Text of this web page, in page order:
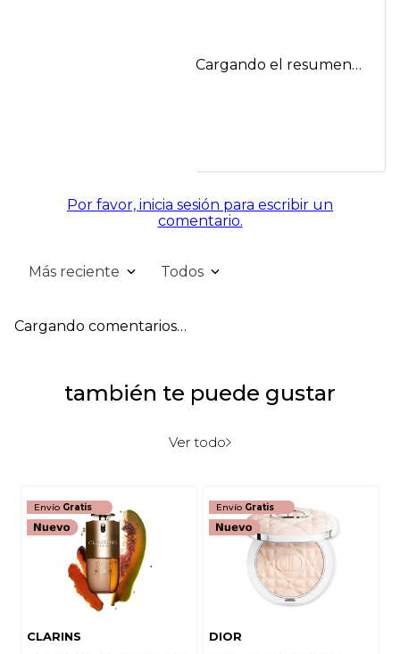
Cargando el resumen…
Por favor, inicia sesión para escribir un
comentario.
Más reciente Todos
Cargando comentarios…
también te puede gustar
Ver todo
Envío Gratis
CLARINS
Envío Gratis
DIOR